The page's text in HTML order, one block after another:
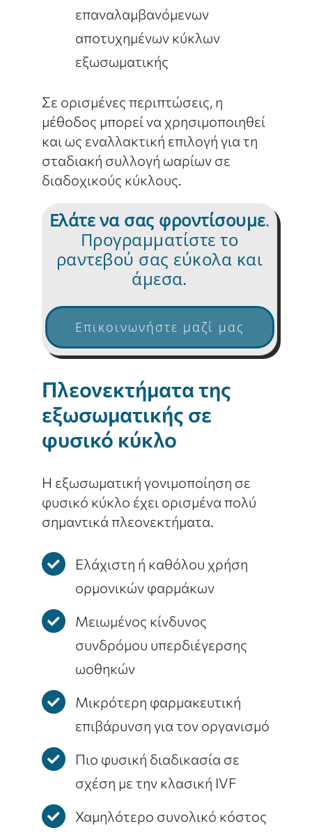
επαναλαμβανόμενων
αποτυχημένων κύκλων
εξωσωματικής
Σε ορισμένες περιπτώσεις, η
μέθοδος μπορεί να χρησιμοποιηθεί
και ως εναλλακτική επιλογή για τη
σταδιακή συλλογή ωαρίων σε
διαδοχικούς κύκλους.
Ελάτε να σας φροντίσουμε.
Προγραμματίστε το
ραντεβού σας εύκολα και
άμεσα.
Επικοινωνήστε μαζί μας
Πλεονεκτήματα της
εξωσωματικής σε
φυσικό κύκλο
Η εξωσωματική γονιμοποίηση σε
φυσικό κύκλο έχει ορισμένα πολύ
σημαντικά πλεονεκτήματα.
Ελάχιστη ή καθόλου χρήση
ορμονικών φαρμάκων
Μειωμένος κίνδυνος
συνδρόμου υπερδιέγερσης
ωοθηκών
Μικρότερη φαρμακευτική
επιβάρυνση για τον οργανισμό
Πιο φυσική διαδικασία σε
σχέση με την κλασική IVF
Χαμηλότερο συνολικό κόστος